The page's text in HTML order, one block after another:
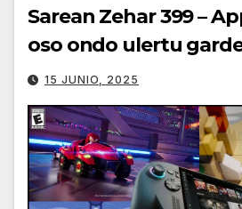
Sarean Zehar 399 –
oso ondo ulertu
15 JUNIO, 2025